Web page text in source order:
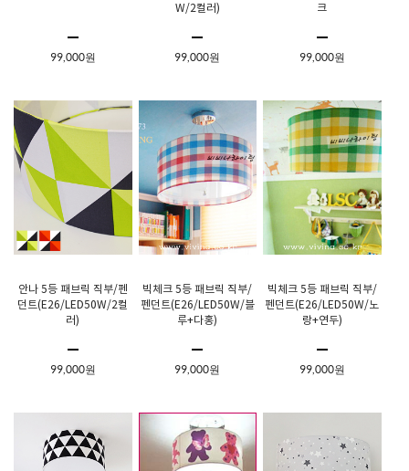
99,000원
W/2컬러)
99,000원
크
99,000원
안나 5등 패브릭 직부/펜
던트(E26/LED50W/2컬
러)
99,000원
빅체크 5등 패브릭 직부/
펜던트(E26/LED50W/블
루+다홍)
99,000원
빅체크 5등 패브릭 직부/
펜던트(E26/LED50W/노
랑+연두)
99,000원